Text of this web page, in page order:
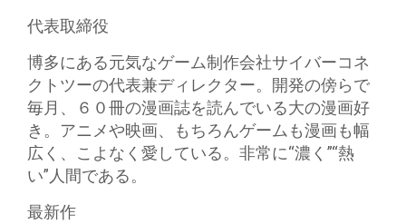
代表取締役
博多にある元気なゲーム制作会社サイバーコネ
クトツーの代表兼ディレクター。開発の傍らで
毎月、６０冊の漫画誌を読んでいる大の漫画好
き。アニメや映画、もちろんゲームも漫画も幅
広く、こよなく愛している。非常に“濃く”“熱
い”人間である。
最新作